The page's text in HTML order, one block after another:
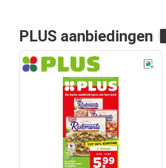
PLUS aanbiedingen